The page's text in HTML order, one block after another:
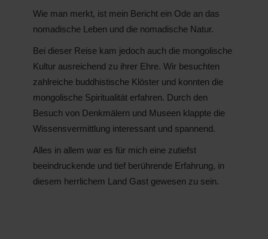
Wie man merkt, ist mein Bericht ein Ode an das
nomadische Leben und die nomadische Natur.
Bei dieser Reise kam jedoch auch die mongolische
Kultur ausreichend zu ihrer Ehre. Wir besuchten
zahlreiche buddhistische Klöster und konnten die
mongolische Spiritualität erfahren. Durch den
Besuch von Denkmälern und Museen klappte die
Wissensvermittlung interessant und spannend.
Alles in allem war es für mich eine zutiefst
beeindruckende und tief berührende Erfahrung, in
diesem herrlichem Land Gast gewesen zu sein.